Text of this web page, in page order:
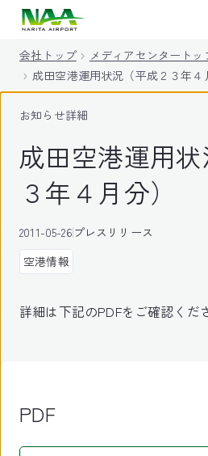
会社トップ メディアセンタートッ
成田空港運用状況（平成２３年４
お知らせ詳細
成田空港運用状
３年４月分）
2011-05-26プレスリリース
空港情報
詳細は下記のPDFをご確認くだ
PDF